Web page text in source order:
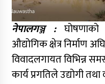
नेपालगञ्ज :
औद्योगिक क्षेत्र निर्माण
विवादलगायत विभिन्न
कार्य प्रगतिले उद्योगी